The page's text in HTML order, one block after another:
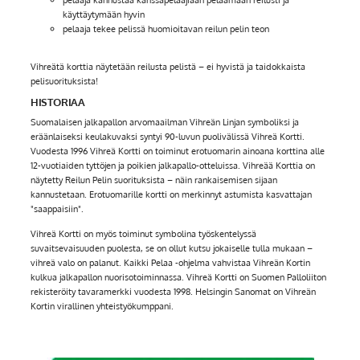
käyttäytymään hyvin
pelaaja tekee pelissä huomioitavan reilun pelin teon
Vihreätä korttia näytetään reilusta pelistä – ei hyvistä ja taidokkaista
pelisuorituksista!
HISTORIAA
Suomalaisen jalkapallon arvomaailman Vihreän Linjan symboliksi ja
eräänlaiseksi keulakuvaksi syntyi 90-luvun puolivälissä Vihreä Kortti.
Vuodesta 1996 Vihreä Kortti on toiminut erotuomarin ainoana korttina alle
12-vuotiaiden tyttöjen ja poikien jalkapallo-otteluissa. Vihreää Korttia on
näytetty Reilun Pelin suorituksista – näin rankaisemisen sijaan
kannustetaan. Erotuomarille kortti on merkinnyt astumista kasvattajan
"saappaisiin".
Vihreä Kortti on myös toiminut symbolina työskentelyssä
suvaitsevaisuuden puolesta, se on ollut kutsu jokaiselle tulla mukaan –
vihreä valo on palanut. Kaikki Pelaa -ohjelma vahvistaa Vihreän Kortin
kulkua jalkapallon nuorisotoiminnassa. Vihreä Kortti on Suomen Palloliiton
rekisteröity tavaramerkki vuodesta 1998. Helsingin Sanomat on Vihreän
Kortin virallinen yhteistyökumppani.